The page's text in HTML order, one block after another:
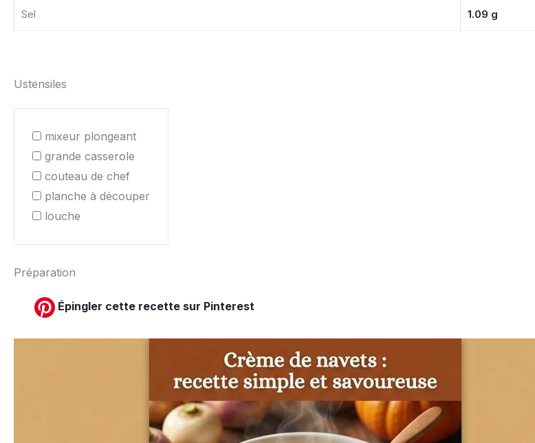
Sel 1.09 g
Ustensiles
mixeur plongeant
grande casserole
couteau de chef
planche à découper
louche
Préparation
Épingler cette recette sur Pinterest